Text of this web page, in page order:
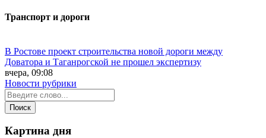
Транспорт и дороги
В Ростове проект строительства новой дороги между
Доватора и Таганрогской не прошел экспертизу
вчера, 09:08
Новости рубрики
Картина дня